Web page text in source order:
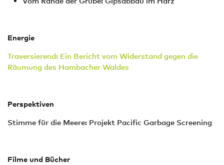
Energie
Traversierend: Ein Bericht vom Widerstand gegen die
Räumung des Hambacher Waldes
Perspektiven
Stimme für die Meere: Projekt Pacific Garbage Screening
Filme und Bücher